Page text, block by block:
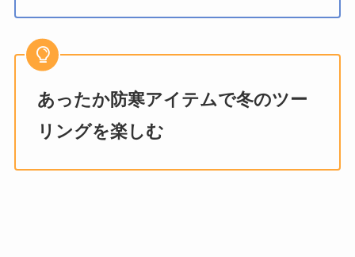
あったか防寒アイテムで冬のツー
リングを楽しむ